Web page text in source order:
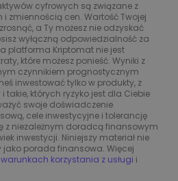
cyfrowych są związane z
zmiennością cen. Wartość Twojej
a Ty możesz nie odzyskać
wyłączną odpowiedzialność za
platforma Kriptomat nie jest
które możesz ponieść. Wyniki z
czynnikiem prognostycznym
inwestować tylko w produkty, z
takie, których ryzyko jest dla Ciebie
swoje doświadczenie
cele inwestycyjne i tolerancję
z niezależnym doradcą finansowym
inwestycji. Niniejszy materiał nie
jako porada finansowa. Więcej
warunkach korzystania z usługi i